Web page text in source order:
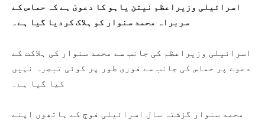
اسرائیلی وزیراعظم نیتن یاہو کا دعویٰ ہے کہ حماس کے
سربراہ محمد سنوار کو ہلاک کردیا گیا ہے۔
اسرائیلی وزیراعظم کی جانب سے محمد سنوار کی ہلاکت کے
دعوے پر حماس کی جانب سے فوری طور پر کوئی تبصرہ نہیں
کیا گیا ہے۔
محمد سنوار گزشتہ سال اسرائیلی فوج کے ہاتھوں اپنے